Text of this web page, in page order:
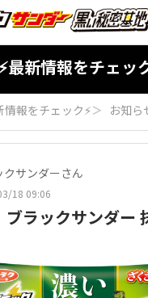
最新情報をチェッ
情報をチェック⚡＞ お知ら
クサンダーさん
18 09:06
ブラックサンダー